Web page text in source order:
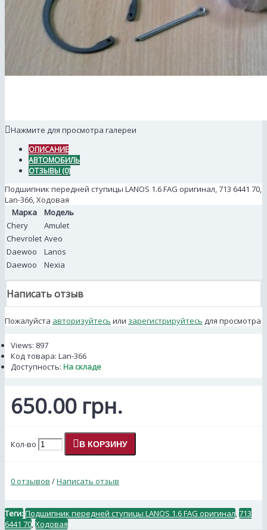
Нажмите для просмотра галереи
ОПИСАНИЕ
АВТОМОБИЛЬ
ОТЗЫВЫ (0)
Подшипник передней ступицы LANOS 1.6 FAG оригинал, 713 6441 70,
Lan-366, Ходовая
Марка
Модель
Chery
Amulet
Chevrolet Aveo
Daewoo
Lanos
Daewoo
Nexia
Написать отзыв
Пожалуйста авторизуйтесь или зарегистрируйтесь для просмотра
Views: 897
Код товара: Lan-366
Доступность: На складе
650.00 грн.
Кол-во В КОРЗИНУ
0 отзывов /Написать отзыв
Теги:Подшипник передней ступицы LANOS 1.6 FAG оригинал 713
6441 70 Ходовая